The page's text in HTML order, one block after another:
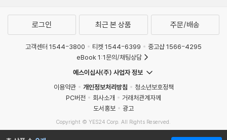
로그인 최근 본 상품 주문/배송
고객센터 1544-3800 티켓 1544-6399
중고샵 1566-4295
eBook 1:1문의/채팅상담
예스이십사(주) 사업자 정보
이용약관
개인정보처리방침
청소년보호정책
PC버전
회사소개
거래처관계자께
도서홍보
광고
Copyright © YES24 Corp. All Rights Reserved.
MATOM11